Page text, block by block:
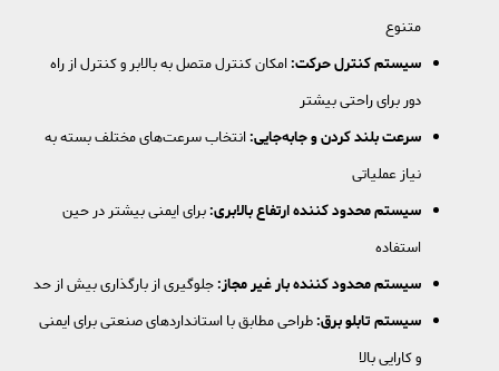
متنوع
سیستم کنترل حرکت:امکان کنترل متصل به بالابر و کنترل از راه
دور برای راحتی بیشتر
سرعت بلند کردن و جابه‌جایی:انتخاب سرعت‌های مختلف بسته به
نیاز عملیاتی
سیستم محدود کننده ارتفاع بالابری:برای ایمنی بیشتر در حین
استفاده
سیستم محدود کننده بار غیر مجاز:جلوگیری از بارگذاری بیش از حد
سیستم تابلو برق:طراحی مطابق با استانداردهای صنعتی برای ایمنی
و کارایی بالا